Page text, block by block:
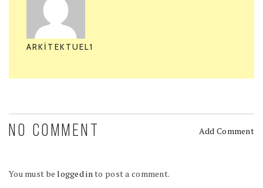
ARKITEKTUEL1
NO COMMENT Add Comment
You must belogged in to post a comment.